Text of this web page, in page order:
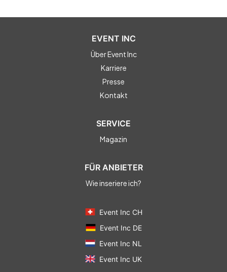
EVENT INC
Über Event Inc
Karriere
Presse
Kontakt
SERVICE
Magazin
FÜR ANBIETER
Wie inseriere ich?
Event Inc CH
Event Inc DE
Event Inc NL
Event Inc UK